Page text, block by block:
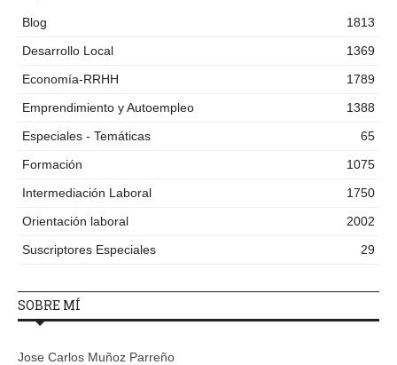
Blog
1813
Desarrollo Local
1369
Economía-RRHH
1789
Emprendimiento y Autoempleo
1388
Especiales - Temáticas
65
Formación
1075
Intermediación Laboral
1750
Orientación laboral
2002
Suscriptores Especiales
29
SOBRE MÍ
Jose Carlos Muñoz Parreño